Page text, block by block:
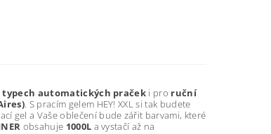
typech automatických praček i pro ruční
. S pracím gelem HEY! XXL si tak budete
gel a Vaše oblečení bude zářit barvami, které
obsahuje 1000L a vystačí až na